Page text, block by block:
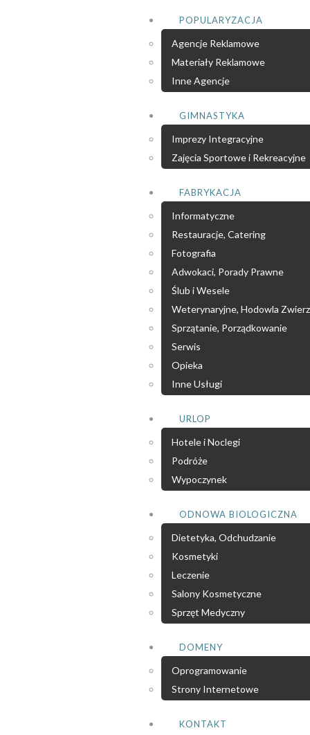
POPULARYZACJA
Agencje Reklamowe
Materiały Reklamowe
Inne Agencje
GIMNASTYKA
Imprezy Integracyjne
Zajęcia Sportowe i Rekreacyjne
FABRYKACJA
Informatyczne
Restauracje, Catering
Fotografia
Adwokaci, Porady Prawne
Ślub i Wesele
Weterynaryjne, Hodowla
Sprzątanie, Porządkowanie
Serwis
Opieka
Inne Usługi
URLOP
Hotele i Noclegi
Podróże
Wypoczynek
ODNOWA BIOLOGICZNA
Dietetyka, Odchudzanie
Kosmetyki
Leczenie
Salony Kosmetyczne
Sprzęt Medyczny
DOMENY
Oprogramowanie
Strony Internetowe
KONTAKT